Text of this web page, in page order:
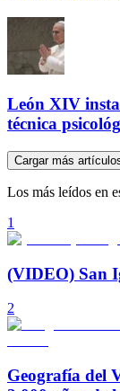
León XIV
técnica
Cargar más
Los más leídos en
1
(VIDEO) San
2
Geografía del